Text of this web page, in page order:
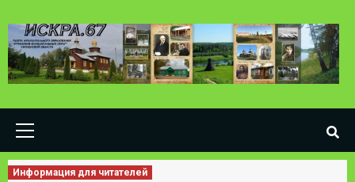
to
content
Информация для читателей